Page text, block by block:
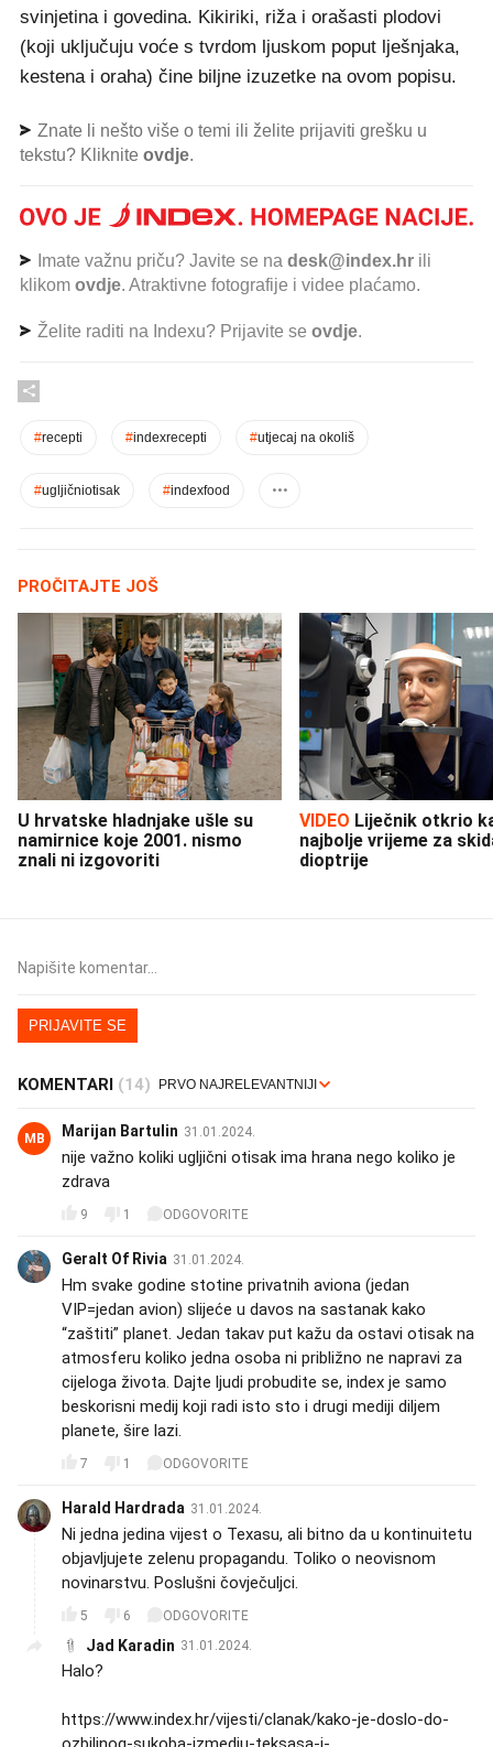
svinjetina i govedina. Kikiriki, riža i orašasti plodovi
(koji uključuju voće s tvrdom ljuskom poput lješnjaka,
kestena i oraha) čine biljne izuzetke na ovom popisu.
Znate li nešto više o temi ili želite prijaviti grešku u
tekstu? Kliknite ovdje.
Imate važnu priču? Javite se na desk@index.hr ili
klikom ovdje. Atraktivne fotografije i videe plaćamo.
Želite raditi na Indexu? Prijavite se ovdje.
#recepti #indexrecepti #utjecaj na okoliš
#ugljičniotisak #indexfood
PROČITAJTE JOŠ
U hrvatske hladnjake ušle su
namirnice koje 2001. nismo
znali ni izgovoriti
VIDEO
najbolje vrijeme za
dioptrije
PRIJAVITE SE
KOMENTARI (14)
MB Marijan Bartulin 31.01.2024.
nije važno koliki ugljični otisak ima hrana nego koliko je
zdrava
9 1 ODGOVORITE
Geralt Of Rivia 31.01.2024.
Hm svake godine stotine privatnih aviona (jedan
VIP=jedan avion) slijeće u davos na sastanak kako
“zaštiti” planet. Jedan takav put kažu da ostavi otisak na
atmosferu koliko jedna osoba ni približno ne napravi za
cijeloga života. Dajte ljudi probudite se, index je samo
beskorisni medij koji radi isto sto i drugi mediji diljem
planete, šire lazi.
7 1 ODGOVORITE
Harald Hardrada 31.01.2024.
Ni jedna jedina vijest o Texasu, ali bitno da u kontinuitetu
objavljujete zelenu propagandu. Toliko o neovisnom
novinarstvu. Poslušni čovječuljci.
5 6 ODGOVORITE
Jad Karadin 31.01.2024.
Halo?
https://www.index.hr/vijesti/clanak/kako-je-doslo-do-